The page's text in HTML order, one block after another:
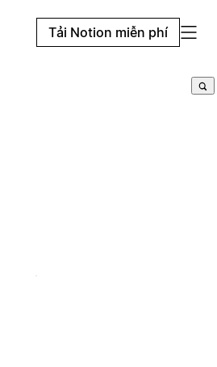
Tải Notion miễn phí